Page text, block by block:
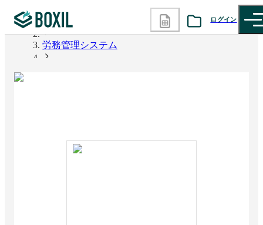
ログイン
カテゴリから探す
BOXILの使い方ガイド
BOXIL
労務管理システム